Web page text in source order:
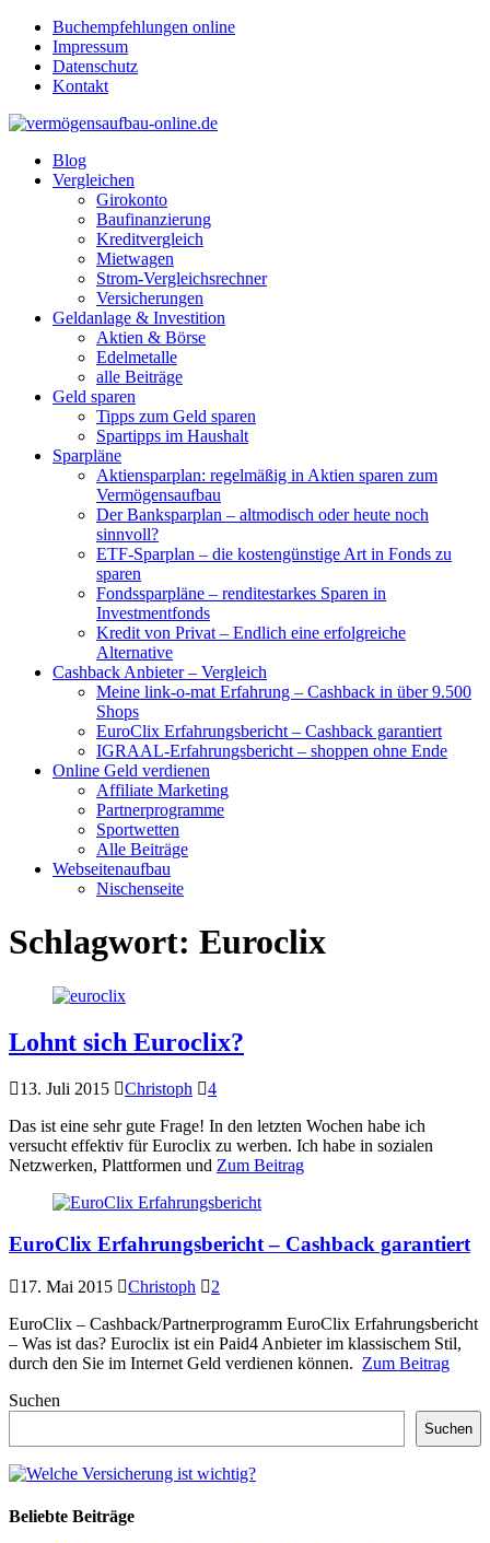
Buchempfehlungen online
Impressum
Datenschutz
Kontakt
Blog
Vergleichen
Girokonto
Baufinanzierung
Kreditvergleich
Mietwagen
Strom-Vergleichsrechner
Versicherungen
Geldanlage & Investition
Aktien & Börse
Edelmetalle
alle Beiträge
Geld sparen
Tipps zum Geld sparen
Spartipps im Haushalt
Sparpläne
Aktiensparplan: regelmäßig in Aktien sparen zum
Vermögensaufbau
Der Banksparplan – altmodisch oder heute noch
sinnvoll?
ETF-Sparplan – die kostengünstige Art in Fonds zu
sparen
Fondssparpläne – renditestarkes Sparen in
Investmentfonds
Kredit von Privat – Endlich eine erfolgreiche
Alternative
Cashback Anbieter – Vergleich
Meine link-o-mat Erfahrung – Cashback in über 9.500
Shops
EuroClix Erfahrungsbericht – Cashback garantiert
IGRAAL-Erfahrungsbericht – shoppen ohne Ende
Online Geld verdienen
Affiliate Marketing
Partnerprogramme
Sportwetten
Alle Beiträge
Webseitenaufbau
Nischenseite
Schlagwort: Euroclix
Lohnt sich Euroclix?
13. Juli 2015 Christoph
4
Das ist eine sehr gute Frage! In den letzten Wochen habe ich
versucht effektiv für Euroclix zu werben. Ich habe in sozialen
Netzwerken, Plattformen und Zum Beitrag
EuroClix Erfahrungsbericht – Cashback garantiert
17. Mai 2015 Christoph
2
EuroClix – Cashback/Partnerprogramm EuroClix Erfahrungsbericht
– Was ist das? Euroclix ist ein Paid4 Anbieter im klassischem Stil,
durch den Sie im Internet Geld verdienen können. Zum Beitrag
Suchen
Suchen
Beliebte Beiträge